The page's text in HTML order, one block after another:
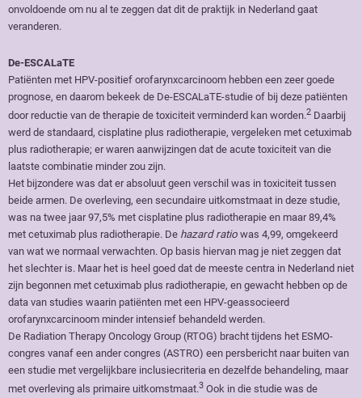
onvoldoende om nu al te zeggen dat dit de praktijk in Nederland gaat
veranderen.
De-ESCALaTE
Patiënten met HPV-positief orofarynxcarcinoom hebben een zeer goede
prognose, en daarom bekeek de De-ESCALaTE-studie of bij deze patiënten
door reductie van de therapie de toxiciteit verminderd kan worden.2 Daarbij
werd de standaard, cisplatine plus radiotherapie, vergeleken met cetuximab
plus radiotherapie; er waren aanwijzingen dat de acute toxiciteit van die
laatste combinatie minder zou zijn.
Het bijzondere was dat er absoluut geen verschil was in toxiciteit tussen
beide armen. De overleving, een secundaire uitkomstmaat in deze studie,
was na twee jaar 97,5% met cisplatine plus radiotherapie en maar 89,4%
met cetuximab plus radiotherapie. De hazard ratio was 4,99, omgekeerd
van wat we normaal verwachten. Op basis hiervan mag je niet zeggen dat
het slechter is. Maar het is heel goed dat de meeste centra in Nederland niet
zijn begonnen met cetuximab plus radiotherapie, en gewacht hebben op de
data van studies waarin patiënten met een HPV-geassocieerd
orofarynxcarcinoom minder intensief behandeld werden.
De Radiation Therapy Oncology Group (RTOG) bracht tijdens het ESMO-
congres vanaf een ander congres (ASTRO) een persbericht naar buiten van
een studie met vergelijkbare inclusiecriteria en dezelfde behandeling, maar
met overleving als primaire uitkomstmaat.3 Ook in die studie was de